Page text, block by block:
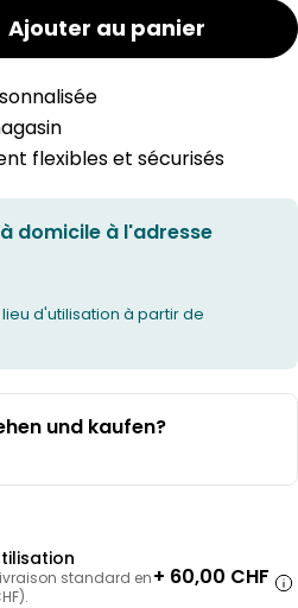
le tabouret ANDRES
la quantité de tabourets
Ajouter au panier
flexibles et sécurisés
domicile à l'adresse
d'utilisation à partir de
und kaufen?
standard en+ 60,00 CHF